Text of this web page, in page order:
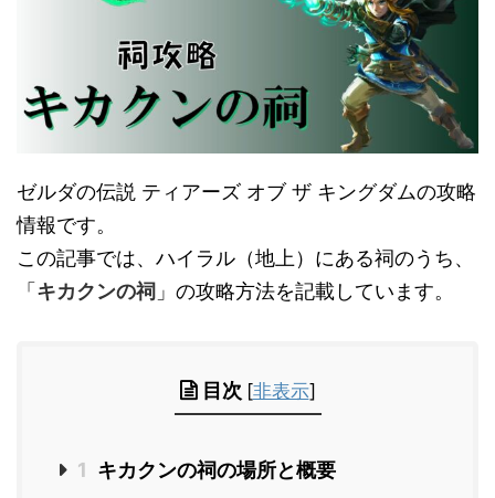
ゼルダの伝説 ティアーズ オブ ザ キングダムの攻略
情報です。
この記事では、ハイラル（地上）にある祠のうち、
「 キカクンの祠 」の攻略方法を記載しています。
目次 [非表示]
1 キカクンの祠の場所と概要